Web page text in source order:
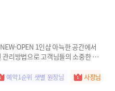
OPEN 1인샵 아늑한 공간에서
리방법으로 고객님들의 소중한 시
예약1순위 샛별 원장님 사장님강추